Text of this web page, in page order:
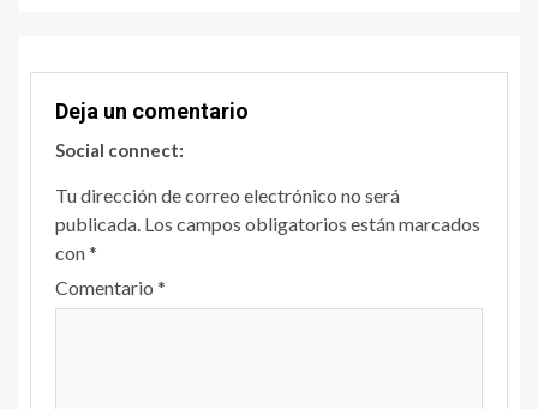
Deja un comentario
Social connect:
Tu dirección de correo electrónico no será
publicada. Los campos obligatorios están marcados
con*
Comentario *